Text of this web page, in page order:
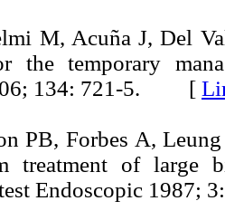
M, Acuña J, Del
the temporary
134: 721-5. [
PB, Forbes A,
treatment of large
Endoscopic